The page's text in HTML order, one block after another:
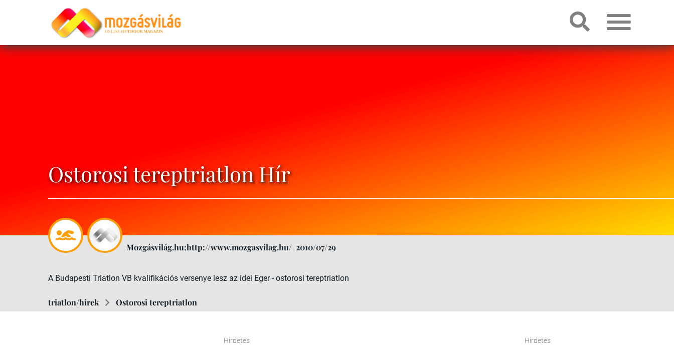
Ostorosi tereptriatlon Hír
Mozgásvilág.hu;http://www.mozgasvilag.hu/ 2010/07/29
A Budapesti Triatlon VB kvalifikációs versenye lesz az idei Eger - ostorosi tereptriatlon
triatlon/hirek Ostorosi tereptriatlon
Hirdetés Hirdetés